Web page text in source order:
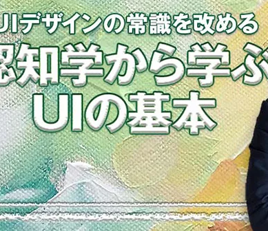
ーザビリティの要
わざわざ入力を面倒くさくしてい
るドロップダウンリスト
UIデザインはデザインではなく統
計だ！